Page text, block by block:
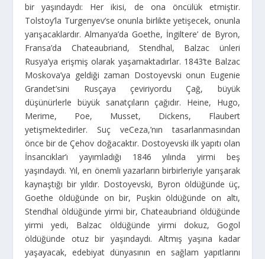
bir yaşındaydı: Her ikisi, de ona öncülük etmiştir.
Tolstoy’la Turgenyev’se onunla birlikte yetişecek, onunla
yarışacaklardır. Almanya’da Goethe, İngiltere’ de Byron,
Fransa’da Chateaubriand, Stendhal, Balzac ünleri
Rusya’ya erişmiş olarak yaşamaktadırlar. 1843’te Balzac
Moskova’ya geldiği zaman Dostoyevski onun Eugenie
Grandet’sini Rusçaya çeviriyordu Çağ, büyük
düşünürlerle büyük sanatçıların çağıdır. Heine, Hugo,
Merime, Poe, Musset, Dickens, Flaubert
yetişmektedirler. Suç veCeza,’nın tasarlanmasından
önce bir de Çehov doğacaktır. Dostoyevski ilk yapıtı olan
İnsancıklar’ı yayımladığı 1846 yılında yirmi beş
yaşındaydı. Yıl, en önemli yazarların birbirleriyle yarışarak
kaynaştığı bir yıldır. Dostoyevski, Byron öldüğünde üç,
Goethe öldüğünde on bir, Puşkin öldüğünde on altı,
Stendhal öldüğünde yirmi bir, Chateaubriand öldüğünde
yirmi yedi, Balzac öldüğünde yirmi dokuz, Gogol
öldüğünde otuz bir yaşındaydı. Altmış yaşına kadar
yaşayacak, edebiyat dünyasının en sağlam yapıtlarını